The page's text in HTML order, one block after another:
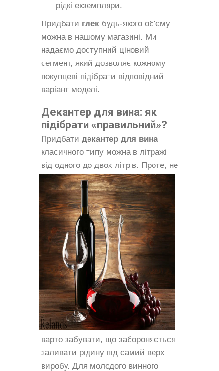
рідкі екземпляри.
Придбати глек будь-якого об'єму
можна в нашому магазині. Ми
надаємо доступний ціновий
сегмент, який дозволяє кожному
покупцеві підібрати відповідний
варіант моделі.
Декантер для вина: як
підібрати «правильний»?
Придбати декантер для вина
класичного типу можна в літражі
від одного до двох літрів. Проте, не
варто забувати, що забороняється
заливати рідину під самий верх
виробу. Для молодого винного